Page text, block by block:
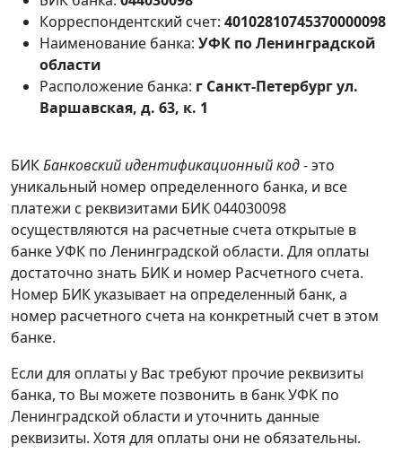
Корреспондентский счет: 40102810745370000098
Наименование банка: УФК по Ленинградской
области
Расположение банка: г Санкт-Петербург ул.
Варшавская, д. 63, к. 1
БИКБанковский идентификационный код- это
уникальный номер определенного банка, и все
платежи с реквизитами БИК 044030098
осуществляются на расчетные счета открытые в
банке УФК по Ленинградской области. Для оплаты
достаточно знать БИК и номер Расчетного счета.
Номер БИК указывает на определенный банк, а
номер расчетного счета на конкретный счет в этом
банке.
Если для оплаты у Вас требуют прочие реквизиты
банка, то Вы можете позвонить в банк УФК по
Ленинградской области и уточнить данные
реквизиты. Хотя для оплаты они не обязательны.